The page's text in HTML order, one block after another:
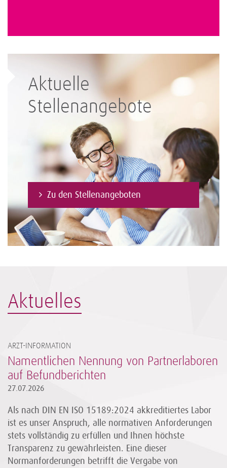
Aktuelle
Stellenangebote
Zu den Stellenangeboten
Aktuelles
ARZT-INFORMATION
Namentlichen Nennung von Partnerlaboren
auf Befundberichten
27.07.2026
Als nach DIN EN ISO 15189:2024 akkreditiertes Labor
ist es unser Anspruch, alle normativen Anforderungen
stets vollständig zu erfüllen und Ihnen höchste
Transparenz zu gewährleisten. Eine dieser
Normanforderungen betrifft die Vergabe von